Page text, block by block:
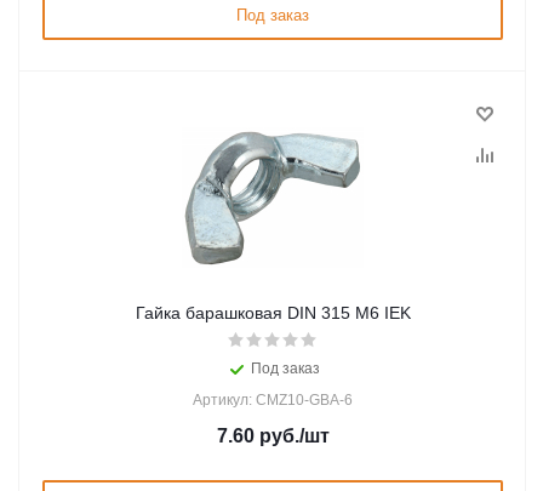
Под заказ
Гайка барашковая DIN 315 М6 IEK
Под заказ
Артикул: CMZ10-GBA-6
7.60руб./шт